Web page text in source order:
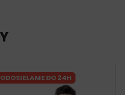
ODOSIELAME DO 24H